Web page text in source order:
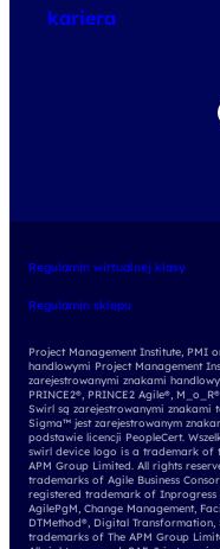
kariera
Regulamin wirtualnej klasy
Regulamin sklepu
Project Management Institute, PMI
handlowymi Project Management
zarejestrowanymi znakami
PRINCE2®, PRINCE2 Agile®,
Swirl są zarejestrowanymi znakami
Sigma™ jest zarejestrowanym
podstawie licencji PeopleCert.
swirl device logo is a trademark of
APM Group Limited. All rights
trademarks of Agile Business
registered trademark of Inprogress
AgilePgM, Change Management,
DTMethod®, Digital Transformation,
trademarks of The APM Group